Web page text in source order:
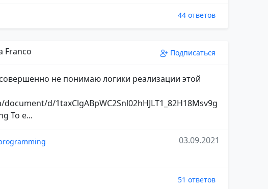
44 ответов
Franco Подписаться
не понимаю логики реализации этой
d/1taxClgABpWC2Snl02hHJLT1_82H18Msv9g
То е...
03.09.2021
51 ответов